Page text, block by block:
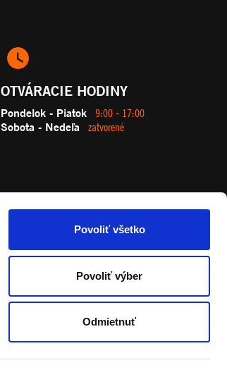
Povoliť všetko
Povoliť výber
Odmietnuť
OTVÁRACIE HODINY
Pondelok - Piatok 9:00 - 17:00
Sobota - Nedeľa zatvorené